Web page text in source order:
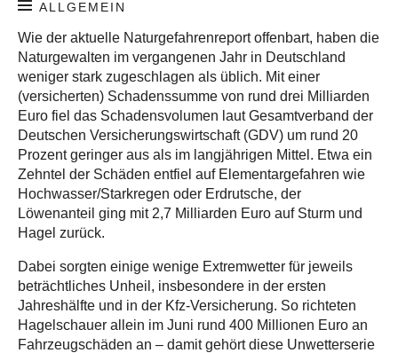
ALLGEMEIN
Wie der aktuelle Naturgefahrenreport offenbart, haben die
Naturgewalten im vergangenen Jahr in Deutschland
weniger stark zugeschlagen als üblich. Mit einer
(versicherten) Schadenssumme von rund drei Milliarden
Euro fiel das Schadensvolumen laut Gesamtverband der
Deutschen Versicherungswirtschaft (GDV) um rund 20
Prozent geringer aus als im langjährigen Mittel. Etwa ein
Zehntel der Schäden entfiel auf Elementargefahren wie
Hochwasser/Starkregen oder Erdrutsche, der
Löwenanteil ging mit 2,7 Milliarden Euro auf Sturm und
Hagel zurück.
Dabei sorgten einige wenige Extremwetter für jeweils
beträchtliches Unheil, insbesondere in der ersten
Jahreshälfte und in der Kfz-Versicherung. So richteten
Hagelschauer allein im Juni rund 400 Millionen Euro an
Fahrzeugschäden an – damit gehört diese Unwetterserie